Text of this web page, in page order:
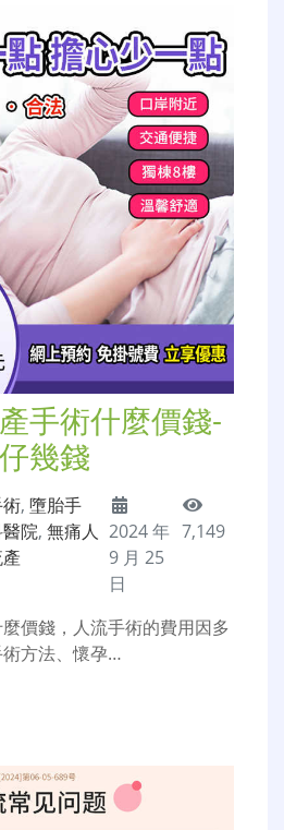
手術什麼價錢-
幾錢
, 墮胎手
院, 無痛人 2024 年
9 月 25
日
7,149
價錢，人流手術的費用因多
方法、懷孕…